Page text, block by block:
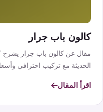
كالون باب جرار
مقال عن كالون باب جرار يشرح
الحديثة مع تركيب احترافي
اقرأ المقال